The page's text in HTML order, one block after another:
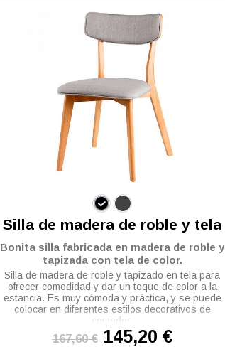
Silla de madera de roble y tela
Bonita silla fabricada en madera de roble y
tapizada con tela de color.
Silla de madera de roble y tapizado en tela para
ofrecer comodidad y dar un toque de color a la
estancia. Es muy cómoda y práctica, y se puede
colocar en diferentes estilos decorativos de
comedor.
167,60 € 145,20 €